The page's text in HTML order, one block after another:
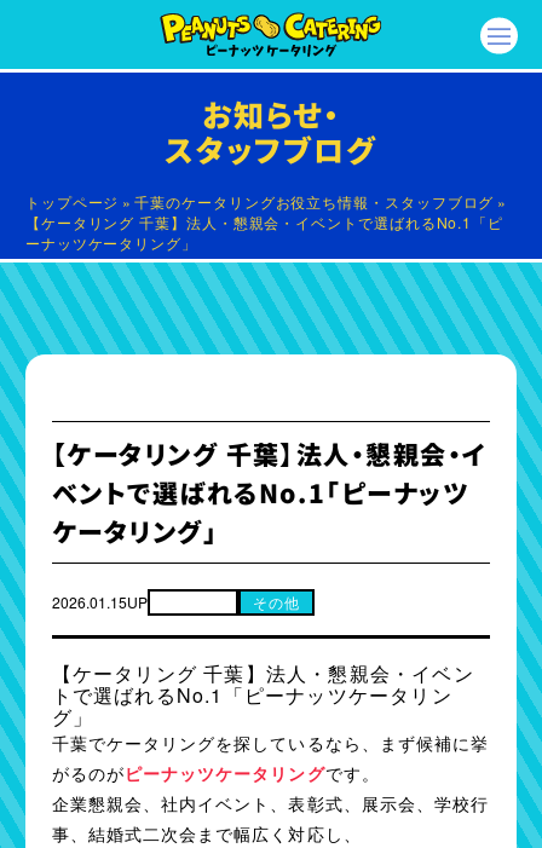
お知らせ・
スタッフブログ
トップページ »千葉のケータリングお役立ち情報・スタッフブログ »
【ケータリング 千葉】法人・懇親会・イベントで選ばれるNo.1「ピ
ーナッツケータリング」
【ケータリング 千葉】法人・懇親会・イ
ベントで選ばれるNo.1「ピーナッツ
ケータリング」
2026.01.15UP その他
【ケータリング 千葉】法人・懇親会・イベン
トで選ばれるNo.1「ピーナッツケータリン
グ」
千葉でケータリングを探しているなら、まず候補に挙
がるのがピーナッツケータリングです。
企業懇親会、社内イベント、表彰式、展示会、学校行
事、結婚式二次会まで幅広く対応し、